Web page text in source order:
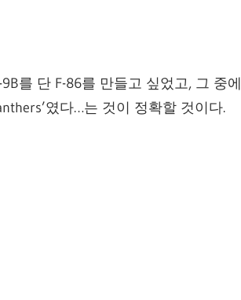
를 단 F-86를 만들고 싶었고, 그 중에
였다…는 것이 정확할 것이다.